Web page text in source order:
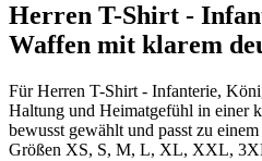
Herren T-Shirt -
Waffen mit klarem
Für Herren T-Shirt - Infanterie,
Haltung und Heimatgefühl in einer
bewusst gewählt und passt zu
Größen XS, S, M, L, XL, XXL,